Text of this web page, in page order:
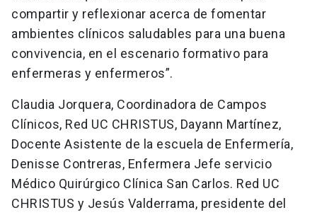
compartir y reflexionar acerca de fomentar
ambientes clínicos saludables para una buena
convivencia, en el escenario formativo para
enfermeras y enfermeros”.
Claudia Jorquera, Coordinadora de Campos
Clínicos, Red UC CHRISTUS, Dayann Martínez,
Docente Asistente de la escuela de Enfermería,
Denisse Contreras, Enfermera Jefe servicio
Médico Quirúrgico Clínica San Carlos. Red UC
CHRISTUS y Jesús Valderrama, presidente del